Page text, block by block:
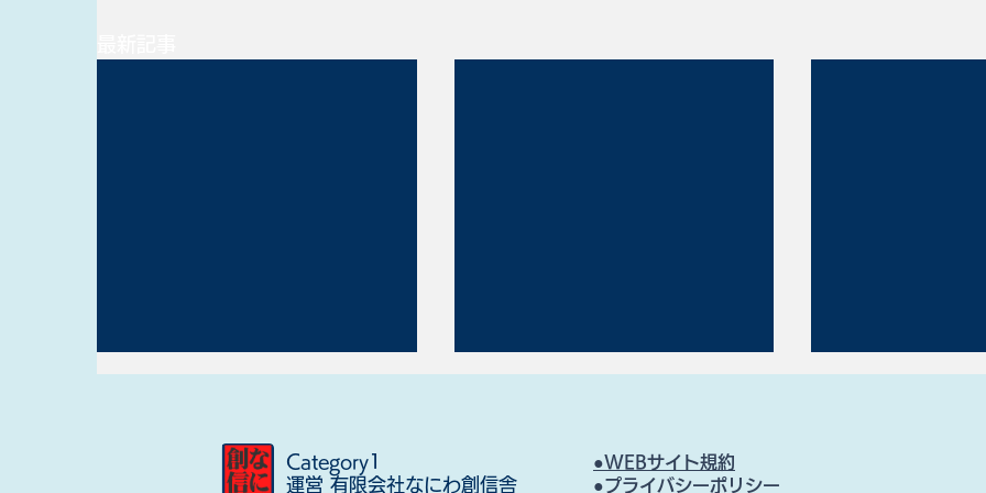
Category1
運営 有限会社なにわ創信舎
●WEBサイト規約
●プライバシーポリシー